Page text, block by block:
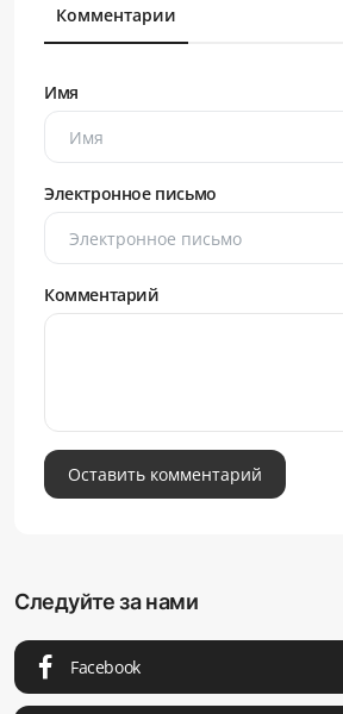
Комментарии
Имя
Электронное письмо
Комментарий
Оставить комментарий
Следуйте за нами
Facebook